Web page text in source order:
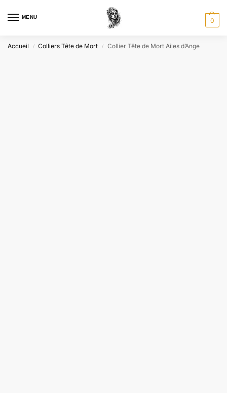
MENU 0
Accueil / Colliers Tête de Mort / Collier Tête de Mort Ailes d’Ange